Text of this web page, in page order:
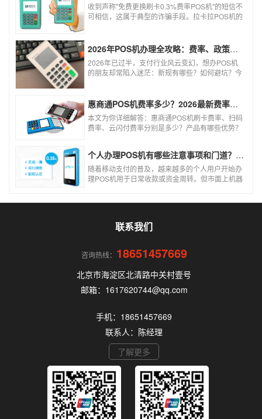
收到声称"免费更换刷卡0.3%费率POS机"的短信不
可相信，这属于典型的诈骗手段。拉卡拉POS机的
风险。以下结合权威信息分析原因及应对建议：2026年POS机办理全攻略：费率、政策、避坑一篇讲清
2026年已过半，支付行业风云变幻，想办POS机
的朋友却常陷入迷茫：新规有哪些？如何避坑？今
使用！
惠商通POS机费率多少？2026最新费率标准及办理全攻略
本文为你详细解答：惠商通POS机刷卡费率、扫码
费率、云闪付费率分别是多少？产品有哪些优势？
个人办理POS机有哪些注意事项和门道？（2026最新避坑指南）
随着移动支付的普及，越来越多的个人用户开始办
理POS机用于日常收款或资金周转。但市面上机器
联系我们
咨询热线： 18651457669
北京市海淀区北清路中关村壹号
邮箱：1617620744@qq.com
手机：18651457669
联系人：陈经理
了解更多